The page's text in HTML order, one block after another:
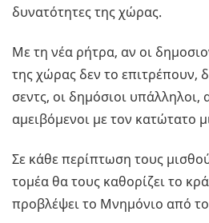
δυνατότητες της χώρας.
Με τη νέα ρήτρα, αν οι
της χώρας δεν το επιτρέπουν,
σεντς, οι δημόσιοι υπάλληλοι,
αμειβόμενοι με τον κατώτατο
Σε κάθε περίπτωση τους
τομέα θα τους καθορίζει το
προβλέψει το Μνημόνιο από